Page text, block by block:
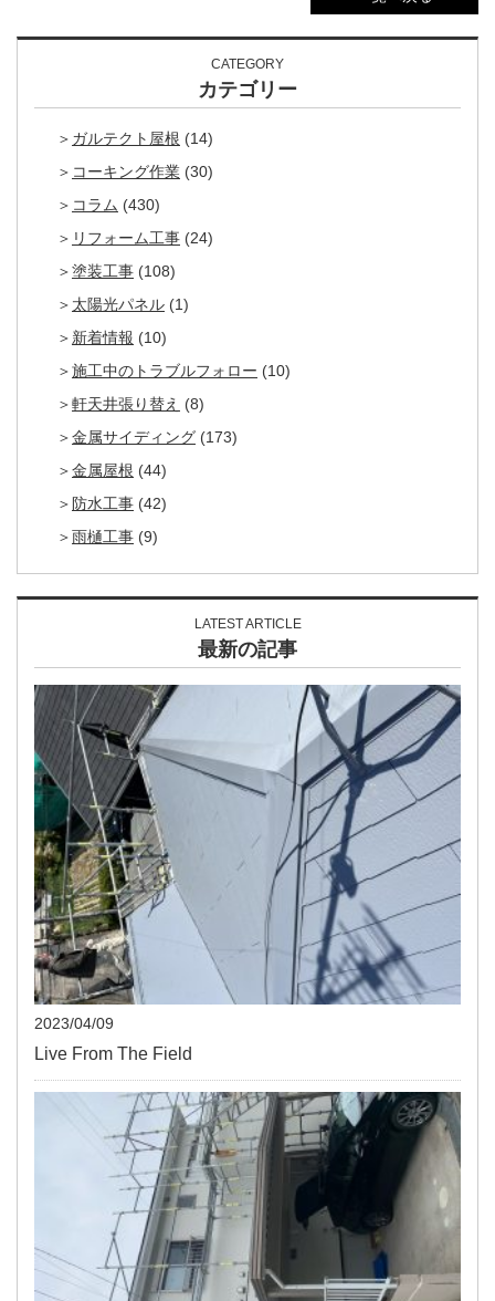
CATEGORY
カテゴリー
ガルテクト屋根 (14)
コーキング作業 (30)
コラム (430)
リフォーム工事 (24)
塗装工事 (108)
太陽光パネル (1)
新着情報 (10)
施工中のトラブルフォロー (10)
軒天井張り替え (8)
金属サイディング (173)
金属屋根 (44)
防水工事 (42)
雨樋工事 (9)
LATEST ARTICLE
最新の記事
2023/04/09
Live From The Field